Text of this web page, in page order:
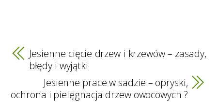
Jesienne cięcie drzew i krzewów – zasady,
błędy i wyjątki
Jesienne prace w sadzie – opryski,
ochrona i pielęgnacja drzew owocowych ?